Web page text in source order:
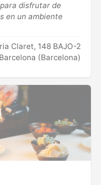
disfrutar de
en un ambiente
Claret, 148 BAJO-2
(Barcelona)